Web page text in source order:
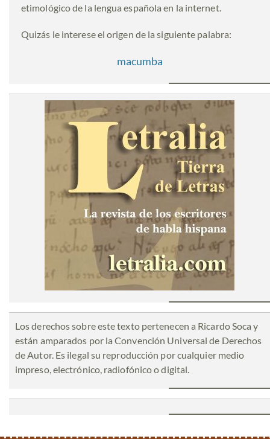
etimológico de la lengua española en la internet.
Quizás le interese el origen de la siguiente palabra:
macumba
Los derechos sobre este texto pertenecen a Ricardo Soca y
están amparados por la Convención Universal de Derechos
de Autor. Es ilegal su reproducción por cualquier medio
impreso, electrónico, radiofónico o digital.